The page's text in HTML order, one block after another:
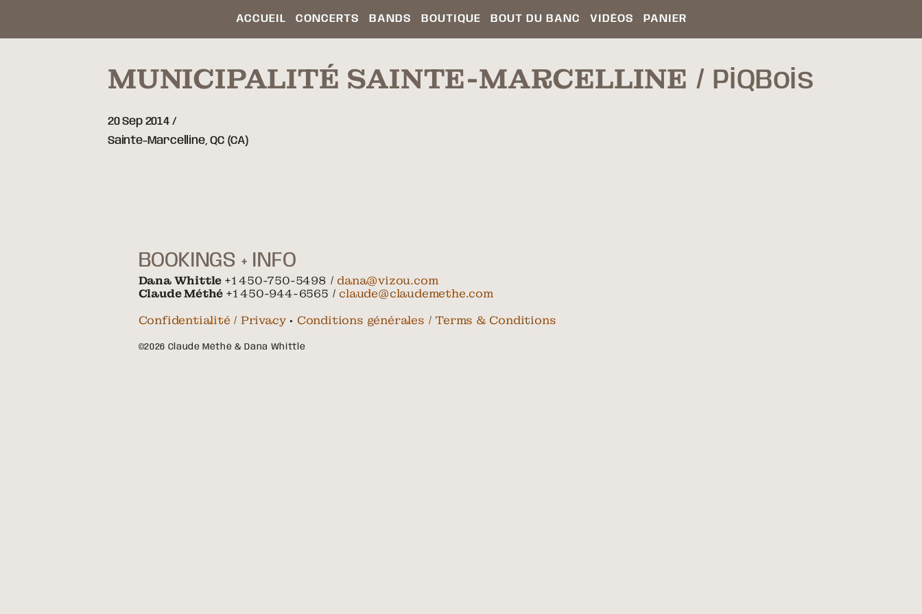
ACCUEIL CONCERTS BANDS BOUTIQUE BOUT DU BANC VIDÉOS PANIER
MUNICIPALITÉ SAINTE-MARCELLINE PiQBois
20 Sep 2014
Sainte-Marcelline,QC (CA)
BOOKINGS + INFO
Dana Whittle +1 450-750-5498 / dana@vizou.com
Claude Méthé +1 450-944-6565 / claude@claudemethe.com
Confidentialité / Privacy• Conditions générales / Terms & Conditions
©2026 Claude Méthé & Dana Whittle